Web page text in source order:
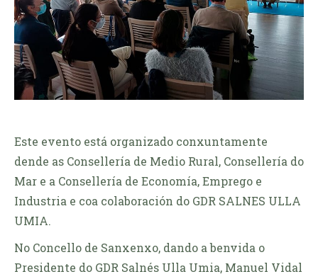
Este evento está organizado conxuntamente
dende as Consellería de Medio Rural, Consellería do
Mar e a Consellería de Economía, Emprego e
Industria e coa colaboración do GDR SALNES ULLA
UMIA.
No Concello de Sanxenxo, dando a benvida o
Presidente do GDR Salnés Ulla Umia, Manuel Vidal